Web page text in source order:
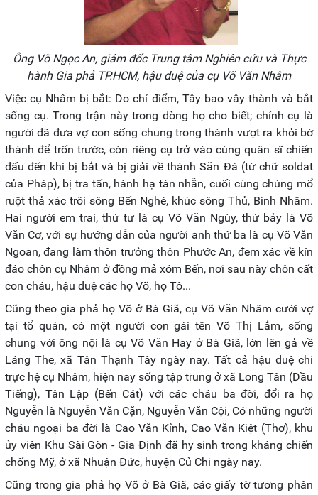
Ông Võ Ngọc An, giám đốc Trung tâm Nghiên cứu và Thực
hành Gia phả TP.HCM, hậu duệ của cụ Võ Văn Nhâm
Việc cụ Nhâm bị bắt: Do chỉ điểm, Tây bao vây thành và bắt
sống cụ. Trong trận này trong dòng họ cho biết; chính cụ là
người đã đưa vợ con sống chung trong thành vượt ra khỏi bờ
thành để trốn trước, còn riêng cụ trở vào cùng quân sĩ chiến
đấu đến khi bị bắt và bị giải về thành Săn Đá (từ chữ soldat
của Pháp), bị tra tấn, hành hạ tàn nhẫn, cuối cùng chúng mổ
ruột thả xác trôi sông Bến Nghé, khúc sông Thủ, Bình Nhâm.
Hai người em trai, thứ tư là cụ Võ Văn Ngùy, thứ bảy là Võ
Văn Cơ, với sự hướng dẫn của người anh thứ ba là cụ Võ Văn
Ngoan, đang làm thôn trưởng thôn Phước An, đem xác về kín
đáo chôn cụ Nhâm ở đồng mả xóm Bến, nơi sau này chôn cất
con cháu, hậu duệ các họ Võ, họ Tô...
Cũng theo gia phả họ Võ ở Bà Giã, cụ Võ Văn Nhâm cưới vợ
tại tổ quán, có một người con gái tên Võ Thị Lắm, sống
chung với ông nội là cụ Võ Văn Hay ở Bà Giã, lớn lên gả về
Láng The, xã Tân Thạnh Tây ngày nay. Tất cả hậu duệ chi
trực hệ cụ Nhâm, hiện nay sống tập trung ở xã Long Tân (Dầu
Tiếng), Tân Lập (Bến Cát) với các cháu ba đời, đổi ra họ
Nguyễn là Nguyễn Văn Cặn, Nguyễn Văn Cội, Có những người
cháu ngoại ba đời là Cao Văn Kỉnh, Cao Văn Kiệt (Thơ), khu
ủy viên Khu Sài Gòn - Gia Định đã hy sinh trong kháng chiến
chống Mỹ, ở xã Nhuận Đức, huyện Củ Chi ngày nay.
Cũng trong gia phả họ Võ ở Bà Giã, các giấy tờ tương phân